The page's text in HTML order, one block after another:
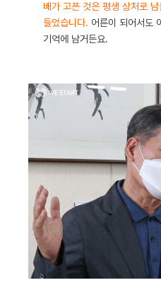
배가 고픈 것은 평생 상처로 남
들었습니다. 어른이 되어서도
기억에 남거든요.